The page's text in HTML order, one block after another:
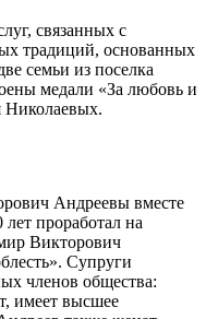
связанных с
традиций, основанных
семьи из поселка
медали «За любовь и
Николаевых.
Андреевы вместе
проработал на
Викторович
Супруги
членов общества:
имеет высшее